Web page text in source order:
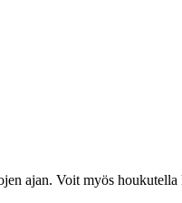
ajan. Voit myös houkutella